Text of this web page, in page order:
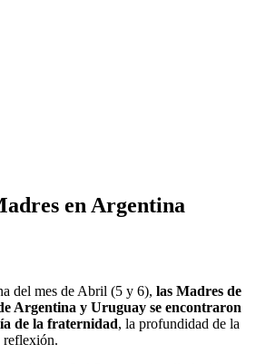
en Argentina
del mes de Abril (5 y 6), las Madres de
Argentina y Uruguay se encontraron
de la fraternidad, la profundidad de la
reflexión.